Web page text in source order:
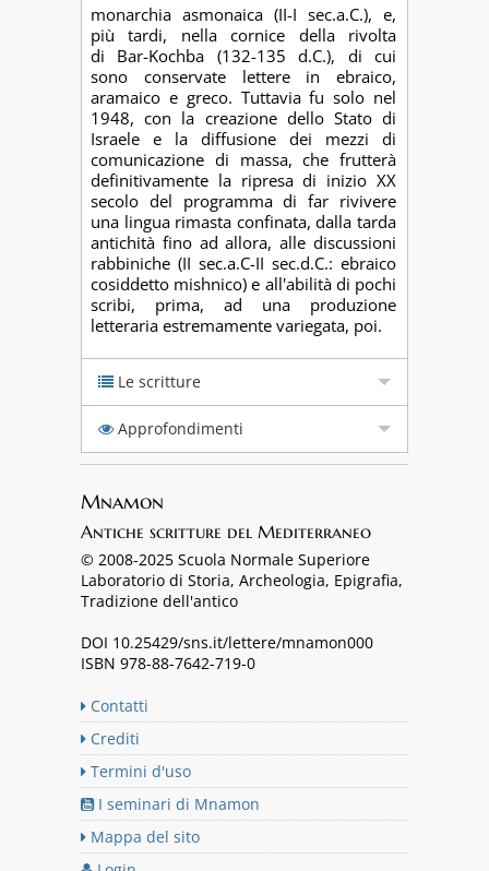
monarchia asmonaica (II-I sec.a.C.), e,
più tardi, nella cornice della rivolta
di Bar-Kochba (132-135 d.C.), di cui
sono conservate lettere in ebraico,
aramaico e greco. Tuttavia fu solo nel
1948, con la creazione dello Stato di
Israele e la diffusione dei mezzi di
comunicazione di massa, che frutterà
definitivamente la ripresa di inizio XX
secolo del programma di far rivivere
una lingua rimasta confinata, dalla tarda
antichità fino ad allora, alle discussioni
rabbiniche (II sec.a.C-II sec.d.C.: ebraico
cosiddetto mishnico) e all'abilità di pochi
scribi, prima, ad una produzione
letteraria estremamente variegata, poi.
Le scritture
Approfondimenti
Mnamon
Antiche scritture del Mediterraneo
© 2008-2025 Scuola Normale Superiore
Laboratorio di Storia, Archeologia, Epigrafia,
Tradizione dell'antico
DOI 10.25429/sns.it/lettere/mnamon000
ISBN 978-88-7642-719-0
Contatti
Crediti
Termini d'uso
I seminari di Mnamon
Mappa del sito